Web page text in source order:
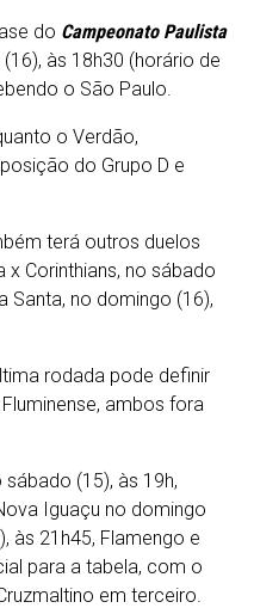
do Campeonato Paulista
às 18h30 (horário de
o São Paulo.
o Verdão,
do Grupo D e
terá outros duelos
Corinthians, no sábado
Santa, no domingo (16),
rodada pode definir
ambos fora
(15), às 19h,
Iguaçu no domingo
às 21h45, Flamengo e
para a tabela, com o
em terceiro.